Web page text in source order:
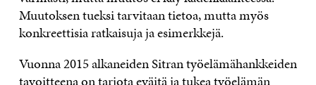
Muutoksen tueksi tarvitaan tietoa, mutta myös
konkreettisia ratkaisuja ja esimerkkejä.
Vuonna 2015 alkaneiden Sitran työelämähankkeiden
tavoitteena on tarjota eväitä ja tukea työelämän